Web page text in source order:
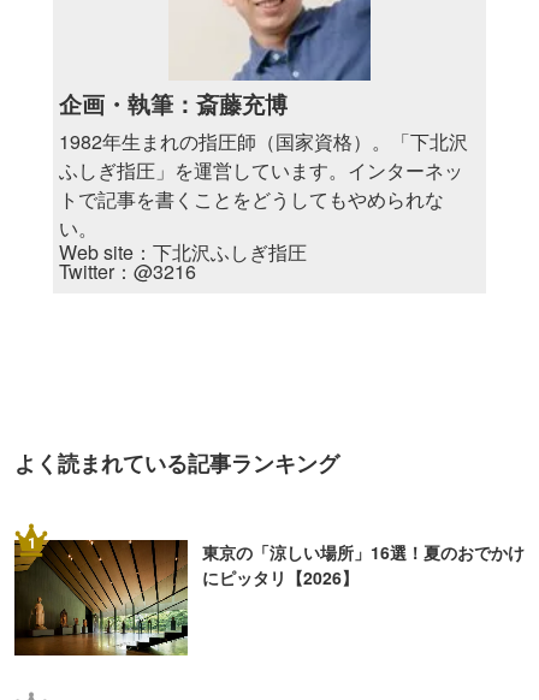
企画・執筆：斎藤充博
1982年生まれの指圧師（国家資格）。「下北沢
ふしぎ指圧」を運営しています。インターネッ
トで記事を書くことをどうしてもやめられな
い。
Web site： 下北沢ふしぎ指圧
Twitter： @3216
よく読まれている記事ランキング
1
東京の「涼しい場所」16選！夏のおでかけ
にピッタリ【2026】